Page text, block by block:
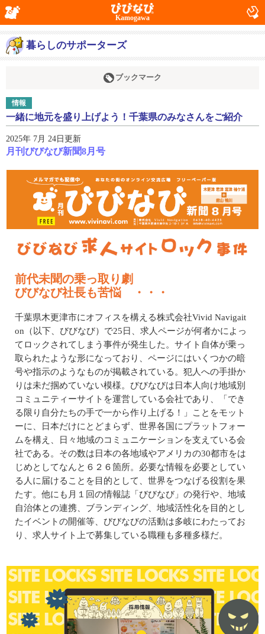
Kamogawa
暮らしのサポーターズ
ブックマーク
情報
一緒に地元を盛り上げよう！千葉県のみなさんをご紹介
2025年 7月 24日更新
月刊びびなび新聞8月号
前代未聞の乗っ取り劇
びびなび社長も苦悩 ・・・
千葉県木更津市にオフィスを構える株式会社Vivid Navigait
on（以下、びびなび）で25日、求人ページが何者かによっ
てロックされてしまう事件が発生した。サイト自体が乗っ
取られたような形になっており、ページにはいくつかの暗
号や指示のようなものが掲載されている。犯人への手掛か
りは未だ掴めていない模様。びびなびは日本人向け地域別
コミュニティーサイトを運営している会社であり、「でき
る限り自分たちの手で一から作り上げる！」ことをモット
ーに、日本だけにとどまらず、世界各国にプラットフォー
ムを構え、日々地域のコミュニケーションを支えている会
社である。その数は日本の各地域やアメリカの30都市をは
じめとしてなんと６２６箇所。必要な情報を必要としてい
る人に届けることを目的として、世界をつなげる役割を果
たす。他にも月１回の情報誌「びびなび」の発行や、地域
自治体との連携、ブランディング、地域活性化を目的とし
たイベントの開催等、びびなびの活動は多岐にわたってお
り、求人サイト上で募集している職種も多種多様だ。